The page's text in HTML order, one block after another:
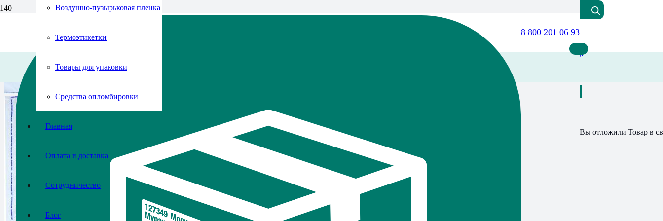
8 800 201 06 93
Вы отложили Товар в
Воздушно-пузырьковая пленка
Термоэтикетки
Товары для упаковки
Средства опломбировки
Главная
Оплата и доставка
Сотрудничество
Блог